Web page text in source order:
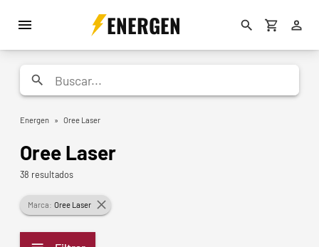
ENERGEN
Energen » Oree Laser
Oree Laser
38 resultados
Marca: Oree Laser